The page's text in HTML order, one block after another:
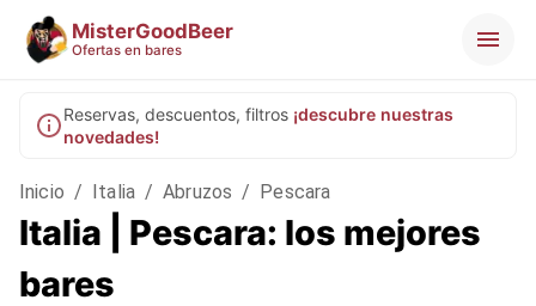
MisterGoodBeer
Ofertas en bares
Reservas, descuentos, filtros ¡descubre nuestras
novedades!
Inicio / Italia / Abruzos / Pescara
Italia | Pescara: los mejores
bares